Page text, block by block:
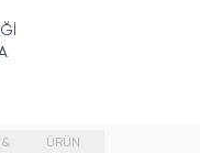
&
ÜRÜN